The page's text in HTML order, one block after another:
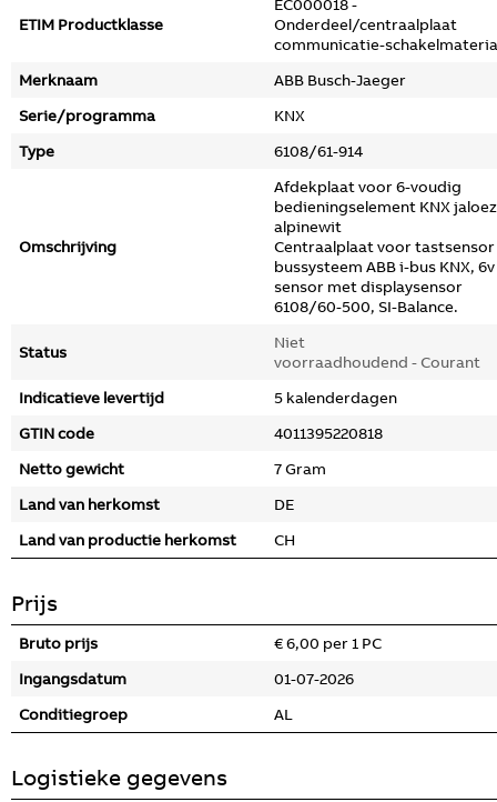
ETIM Productklasse
EC000018 -
Onderdeel/centraalplaat
communicatie-
Merknaam
ABB Busch-Jaeger
Serie/programma
KNX
Type
6108/61-914
Omschrijving
Afdekplaat voor 6-voudig
bedieningselement KNX
alpinewit
Centraalplaat voor tastsensor
bussysteem ABB i-bus KNX, 6v
sensor met displaysensor
6108/60-500, SI-Balance.
Status
Niet
voorraadhoudend - Courant
Indicatieve levertijd
5 kalenderdagen
GTIN code
4011395220818
Netto gewicht
7 Gram
Land van herkomst
DE
Land van productie herkomst
CH
Prijs
Bruto prijs
€ 6,00 per 1 PC
Ingangsdatum
01-07-2026
Conditiegroep
AL
Logistieke gegevens